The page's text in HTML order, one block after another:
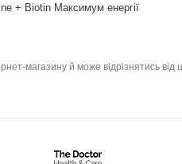
+ Biotin Максимум енергії
магазину й може відрізнятись від